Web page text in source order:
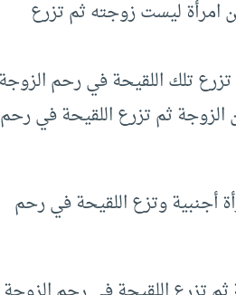
امرأة ليست زوجته ثم تزرع
تلك اللقيحة في رحم
ثم تزرع اللقيحة في رحم
وتزع اللقيحة في رحم